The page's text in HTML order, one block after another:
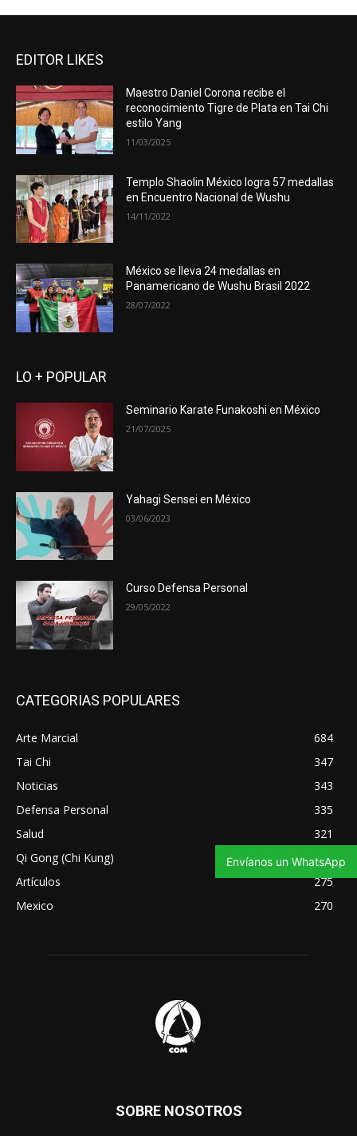
EDITOR LIKES
Maestro Daniel Corona recibe el
reconocimiento Tigre de Plata en Tai Chi
estilo Yang
11/03/2025
Templo Shaolin México logra 57 medallas
en Encuentro Nacional de Wushu
14/11/2022
México se lleva 24 medallas en
Panamericano de Wushu Brasil 2022
28/07/2022
LO + POPULAR
Seminario Karate Funakoshi en México
21/07/2025
Yahagi Sensei en México
03/06/2023
Curso Defensa Personal
29/05/2022
CATEGORIAS POPULARES
Arte Marcial
684
Tai Chi
347
Noticias
343
Defensa Personal
335
Salud
321
Qi Gong (Chi Kung)
295
Artículos
275
Mexico
270
SOBRE NOSOTROS
Envíanos un WhatsApp